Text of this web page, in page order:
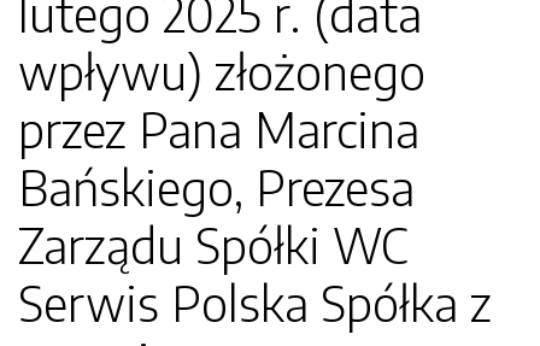
lutego 2025 r. (data
wpływu) złożonego
przez Pana Marcina
Bańskiego, Prezesa
Zarządu Spółki WC
Serwis Polska Spółka z